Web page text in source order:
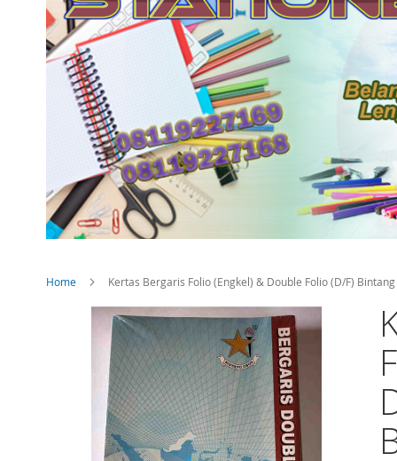
Home Kertas Bergaris Folio (Engkel) & Double Folio (D/F)